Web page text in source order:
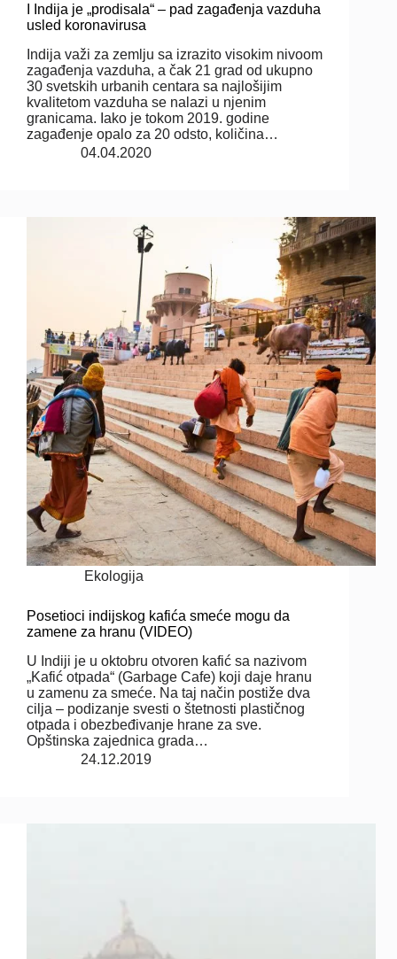
I Indija je „prodisala“ – pad zagađenja vazduha
usled koronavirusa
Indija važi za zemlju sa izrazito visokim nivoom
zagađenja vazduha, a čak 21 grad od ukupno
30 svetskih urbanih centara sa najlošijim
kvalitetom vazduha se nalazi u njenim
granicama. Iako je tokom 2019. godine
zagađenje opalo za 20 odsto, količina…
04.04.2020
Ekologija
Posetioci indijskog kafića smeće mogu da
zamene za hranu (VIDEO)
U Indiji je u oktobru otvoren kafić sa nazivom
„Kafić otpada“ (Garbage Cafe) koji daje hranu
u zamenu za smeće. Na taj način postiže dva
cilja – podizanje svesti o štetnosti plastičnog
otpada i obezbeđivanje hrane za sve.
Opštinska zajednica grada…
24.12.2019